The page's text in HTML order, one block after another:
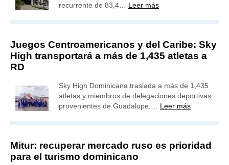
recurrente de 83,4… Leer más
Juegos Centroamericanos y del Caribe: Sky
High transportará a más de 1,435 atletas a
RD
Sky High Dominicana traslada a más de 1,435
atletas y miembros de delegaciones deportivas
provenientes de Guadalupe,… Leer más
Mitur: recuperar mercado ruso es prioridad
para el turismo dominicano